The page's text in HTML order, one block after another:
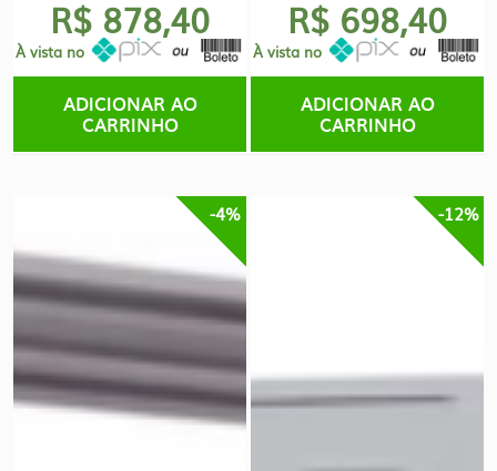
R$ 878,40
À vista no
ADICIONAR AO
CARRINHO
R$ 698,40
À vista no
ADICIONAR AO
CARRINHO
-4% -12%